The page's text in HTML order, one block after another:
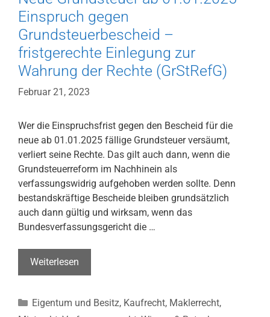
Einspruch gegen
Grundsteuerbescheid –
fristgerechte Einlegung zur
Wahrung der Rechte (GrStRefG)
Februar 21, 2023
Wer die Einspruchsfrist gegen den Bescheid für die
neue ab 01.01.2025 fällige Grundsteuer versäumt,
verliert seine Rechte. Das gilt auch dann, wenn die
Grundsteuerreform im Nachhinein als
verfassungswidrig aufgehoben werden sollte. Denn
bestandskräftige Bescheide bleiben grundsätzlich
auch dann gültig und wirksam, wenn das
Bundesverfassungsgericht die …
Weiterlesen
Grundsteuer
01.01.2025
Kategorien
Eigentum und Besitz, Kaufrecht, Maklerrecht,